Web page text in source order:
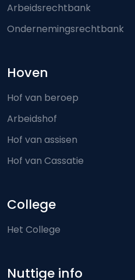
Arbeidsrechtbank
Ondernemingsrechtbank
Hoven
Hof van beroep
Arbeidshof
Hof van assisen
Hof van Cassatie
College
Het College
Nuttige info